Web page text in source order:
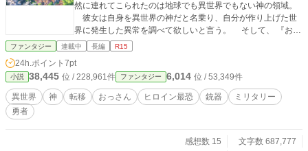
然に連れてこられたのは地球でも異世界でもない神の領域。
彼女は自身を異世界の神だと名乗り、自分が作り上げた世
界に発生した異常を調べて欲しいと言う。 そして、 『お主
には神である儂に代わって異世界で起きている崩壊の兆しを
るそれぞれの神様によって依頼されて送り込まれた先は神が
作った異世界。魔法が存在し、文化や技術の差が著しく異な
る国同士がひしめき合う箱庭のような不思議な世界だっ
た……
ファンタジー 連載中 長編 R15
24h.ポイント 7pt
小説 38,445 位 / 228,961件 ファンタジー 6,014 位 / 53,349件
異世界 神 転移 おっさん ヒロイン最恐 銃器
ミリタリー
勇者
感想数 15
文字数 687,777